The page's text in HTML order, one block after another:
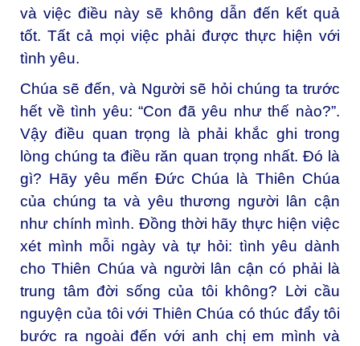
và việc điều này sẽ không dẫn đến kết quả
tốt. Tất cả mọi việc phải được thực hiện với
tình yêu.
Chúa sẽ đến, và Người sẽ hỏi chúng ta trước
hết về tình yêu: “Con đã yêu như thế nào?”.
Vậy điều quan trọng là phải khắc ghi trong
lòng chúng ta điều răn quan trọng nhất. Đó là
gì? Hãy yêu mến Đức Chúa là Thiên Chúa
của chúng ta và yêu thương người lân cận
như chính mình. Đồng thời hãy thực hiện việc
xét mình mỗi ngày và tự hỏi: tình yêu dành
cho Thiên Chúa và người lân cận có phải là
trung tâm đời sống của tôi không? Lời cầu
nguyện của tôi với Thiên Chúa có thúc đẩy tôi
bước ra ngoài đến với anh chị em mình và